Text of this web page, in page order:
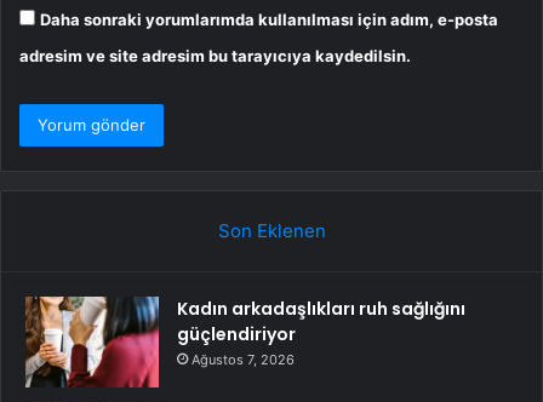
Daha sonraki yorumlarımda kullanılması için adım, e-posta
adresim ve site adresim bu tarayıcıya kaydedilsin.
Son Eklenen
Kadın arkadaşlıkları ruh sağlığını
güçlendiriyor
Ağustos 7, 2026